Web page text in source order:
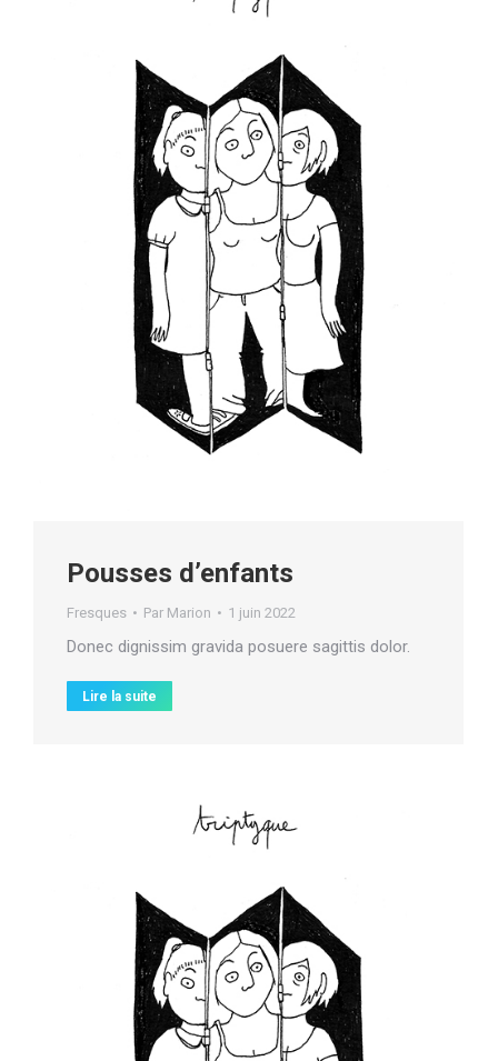
Pousses d’enfants
Fresques Par Marion 1 juin 2022
Donec dignissim gravida posuere sagittis dolor.
Lire la suite